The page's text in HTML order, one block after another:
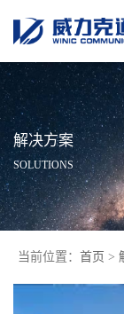
解决方案
SOLUTIONS
当前位置： 首页 >